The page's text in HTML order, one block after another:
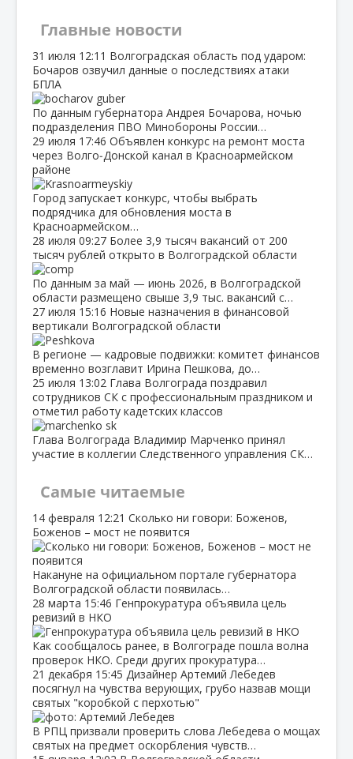
Главные новости
31 июля 12:11 Волгоградская область под ударом:
Бочаров озвучил данные о последствиях атаки
БПЛА
По данным губернатора Андрея Бочарова, ночью
подразделения ПВО Минобороны России…
29 июля 17:46 Объявлен конкурс на ремонт моста
через Волго‑Донской канал в Красноармейском
районе
Город запускает конкурс, чтобы выбрать
подрядчика для обновления моста в
Красноармейском…
28 июля 09:27 Более 3,9 тысяч вакансий от 200
тысяч рублей открыто в Волгоградской области
По данным за май — июнь 2026, в Волгоградской
области размещено свыше 3,9 тыс. вакансий с…
27 июля 15:16 Новые назначения в финансовой
вертикали Волгоградской области
В регионе — кадровые подвижки: комитет финансов
временно возглавит Ирина Пешкова, до…
25 июля 13:02 Глава Волгограда поздравил
сотрудников СК с профессиональным праздником и
отметил работу кадетских классов
Глава Волгограда Владимир Марченко принял
участие в коллегии Следственного управления СК…
Самые читаемые
14 февраля 12:21 Сколько ни говори: Боженов,
Боженов – мост не появится
Накануне на официальном портале губернатора
Волгоградской области появилась…
28 марта 15:46 Генпрокуратура объявила цель
ревизий в НКО
Как сообщалось ранее, в Волгограде пошла волна
проверок НКО. Среди других прокуратура…
21 декабря 15:45 Дизайнер Артемий Лебедев
посягнул на чувства верующих, грубо назвав мощи
святых "коробкой с перхотью"
В РПЦ призвали проверить слова Лебедева о мощах
святых на предмет оскорбления чувств…